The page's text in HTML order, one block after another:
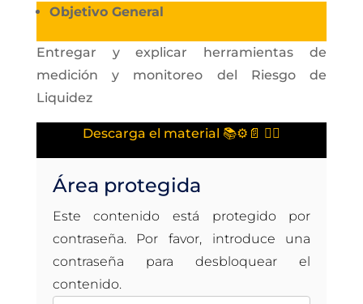
Objetivo General
Entregar y explicar herramientas de
medición y monitoreo del Riesgo de
Liquidez
Descarga el material 📚⚙️📄 👇🏻
Área protegida
Este contenido está protegido por
contraseña. Por favor, introduce una
contraseña para desbloquear el
contenido.